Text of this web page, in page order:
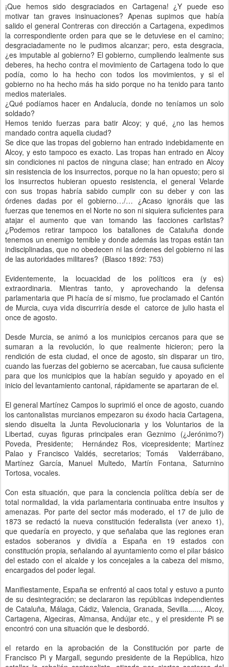
¡Que hemos sido desgraciados en Cartagena! ¿Y puede eso
motivar tan graves insinuaciones? Apenas supimos que había
salido el general Contreras con dirección a Cartagena, expedimos
la correspondiente orden para que se le detuviese en el camino;
desgraciadamente no le pudimos alcanzar; pero, esta desgracia,
¿es imputable al gobierno? El gobierno, cumpliendo lealmente sus
deberes, ha hecho contra el movimiento de Cartagena todo lo que
podía, como lo ha hecho con todos los movimientos, y si el
gobierno no ha hecho más ha sido porque no ha tenido para tanto
medios materiales.
¿Qué podíamos hacer en Andalucía, donde no teníamos un solo
soldado?
Hemos tenido fuerzas para batir Alcoy; y qué, ¿no las hemos
mandado contra aquella ciudad?
Se dice que las tropas del gobierno han entrado indebidamente en
Alcoy, y esto tampoco es exacto. Las tropas han entrado en Alcoy
sin condiciones ni pactos de ninguna clase; han entrado en Alcoy
sin resistencia de los insurrectos, porque no la han opuesto; pero si
los insurrectos hubieran opuesto resistencia, el general Velarde
con sus tropas habría sabido cumplir con su deber y con las
órdenes dadas por el gobierno…/… ¿Acaso ignoráis que las
fuerzas que tenemos en el Norte no son ni siquiera suficientes para
atajar el aumento que van tomando las facciones carlistas?
¿Podemos retirar tampoco los batallones de Cataluña donde
tenemos un enemigo temible y donde además las tropas están tan
indisciplinadas, que no obedecen ni las órdenes del gobierno ni las
de las autoridades militares? (Blasco 1892: 753)
Evidentemente, la locuacidad de los políticos era (y es)
extraordinaria. Mientras tanto, y aprovechando la defensa
parlamentaria que Pi hacía de sí mismo, fue proclamado el Cantón
de Murcia, cuya vida discurriría desde el catorce de julio hasta el
once de agosto.
Desde Murcia, se animó a los municipios cercanos para que se
sumaran a la revolución, lo que realmente hicieron; pero la
rendición de esta ciudad, el once de agosto, sin disparar un tiro,
cuando las fuerzas del gobierno se acercaban, fue causa suficiente
para que los municipios que la habían seguido y apoyado en el
inicio del levantamiento cantonal, rápidamente se apartaran de el.
El general Martínez Campos lo suprimió el once de agosto, cuando
los cantonalistas murcianos empezaron su éxodo hacia Cartagena,
siendo disuelta la Junta Revolucionaria y los Voluntarios de la
Libertad, cuyas figuras principales eran Geznimo (¿Jerónimo?)
Poveda, Presidente; Hernández Ros, vicepresidente; Martínez
Palao y Francisco Valdés, secretarios; Tomás Valderrábano,
Martínez García, Manuel Multedo, Martín Fontana, Saturnino
Tortosa, vocales.
Con esta situación, que para la conciencia política debía ser de
total normalidad, la vida parlamentaria continuaba entre insultos y
amenazas. Por parte del sector más moderado, el 17 de julio de
1873 se redactó la nueva constitución federalista (ver anexo 1),
que quedaría en proyecto, y que señalaba que las regiones eran
estados soberanos y dividía a España en 19 estados con
constitución propia, señalando al ayuntamiento como el pilar básico
del estado con el alcalde y los concejales a la cabeza del mismo,
encargados del poder legal.
Manifiestamente, España se enfrentó al caos total y estuvo a punto
de su desintegración; se declararon las repúblicas independientes
de Cataluña, Málaga, Cádiz, Valencia, Granada, Sevilla......, Alcoy,
Cartagena, Algeciras, Almansa, Andújar etc., y el presidente Pi se
encontró con una situación que le desbordó.
el retardo en la aprobación de la Constitución por parte de
Francisco Pi y Margall, segundo presidente de la República, hizo